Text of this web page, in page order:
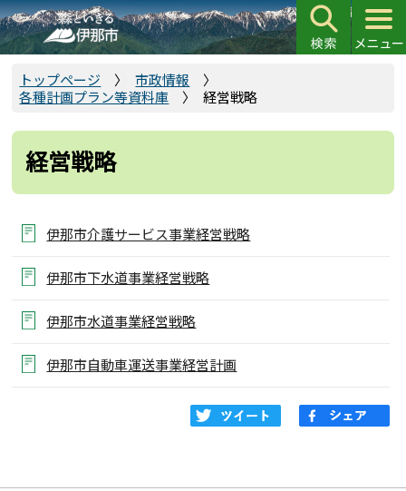
こ
の
ペ
で
トップページ
市政情報
各種計画プラン等資料庫
経営戦略
経営戦略
伊那市介護サービス事業経営戦略
伊那市下水道事業経営戦略
伊那市水道事業経営戦略
伊那市自動車運送事業経営計画